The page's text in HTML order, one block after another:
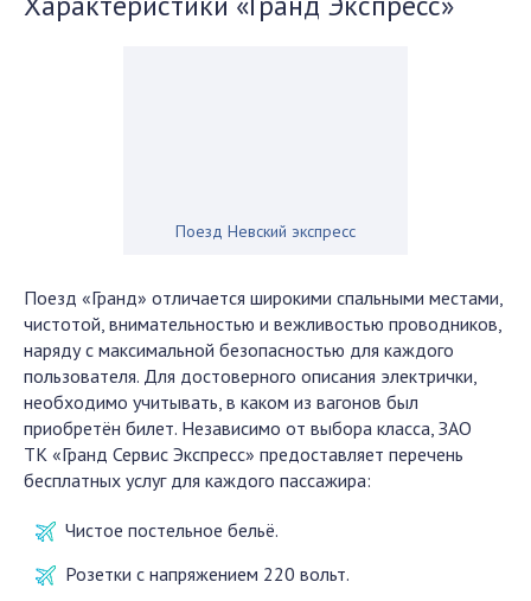
Поезд Невский экспресс
Поезд «Гранд» отличается широкими спальными местами,
чистотой, внимательностью и вежливостью проводников,
наряду с максимальной безопасностью для каждого
пользователя. Для достоверного описания электрички,
необходимо учитывать, в каком из вагонов был
приобретён билет. Независимо от выбора класса, ЗАО
ТК «Гранд Сервис Экспресс» предоставляет перечень
бесплатных услуг для каждого пассажира:
Чистое постельное бельё.
Розетки с напряжением 220 вольт.